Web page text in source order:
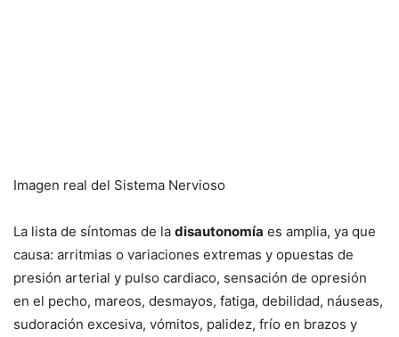
Imagen real del Sistema Nervioso
La lista de síntomas de la disautonomía es amplia, ya que
causa: arritmias o variaciones extremas y opuestas de
presión arterial y pulso cardiaco, sensación de opresión
en el pecho, mareos, desmayos, fatiga, debilidad, náuseas,
sudoración excesiva, vómitos, palidez, frío en brazos y